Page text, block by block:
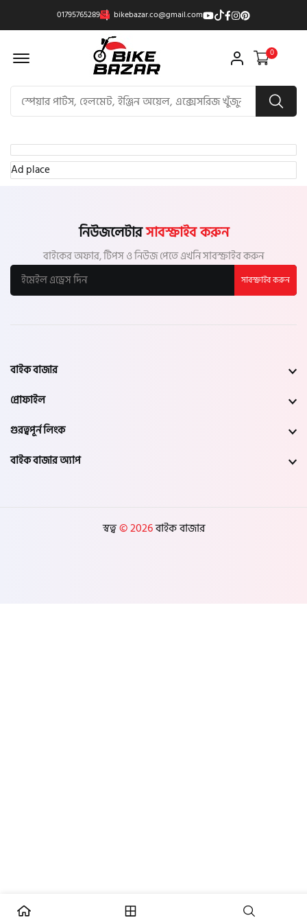
01795765289 bikebazar.co@gmail.com
Offcanvas Menu Open 0
Ad place
নিউজলেটারসাবস্ক্রাইব করুন
বাইকের অফার, টিপস ও নিউজ পেতে এখনি সাবস্ক্রাইব করুন
সাবস্ক্রাইব করুন
বাইক বাজার
প্রোফাইল
গুরত্বপূর্ন লিংক
বাইক বাজার অ্যাপ
স্বত্ব© 2026বাইক বাজার